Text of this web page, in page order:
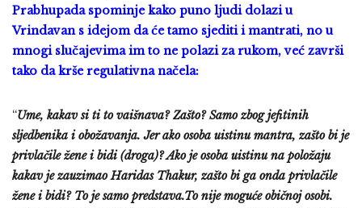
Prabhupada spominje kako puno ljudi dolazi u
Vrindavan s idejom da će tamo sjediti i mantrati, no u
mnogi slučajevima im to ne polazi za rukom, već završi
tako da krše regulativna načela:
“Ume, kakav si ti to vaišnava? Zašto? Samo zbog jefitinih
sljedbenika i obožavanja. Jer ako osoba uistinu mantra, zašto bi je
privlačile žene i bidi (droga)? Ako je osoba uistinu na položaju
kakav je zauzimao Haridas Thakur, zašto bi ga onda privlačile
žene i bidi? To je samo predstava.To nije moguće običnoj osobi.